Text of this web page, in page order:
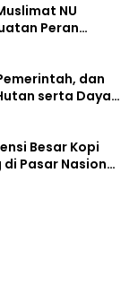
NU
Peran
dan
serta Daya
Besar Kopi
Pasar Nasional